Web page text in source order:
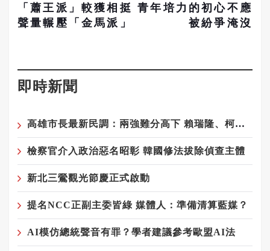
「蕭王派」較獲相挺
聲量輾壓「金馬派」
青年培力的初心不應
被紛爭淹沒
即時新聞
高雄市長最新民調：兩強難分高下 賴瑞隆、柯志恩差距在誤差範圍內
檢察官介入政治惡名昭彰 韓國修法拔除偵查主體
新北三鶯觀光節慶正式啟動
提名NCC正副主委皆綠 媒體人：準備清算藍媒？
AI模仿總統聲音有罪？學者建議參考歐盟AI法